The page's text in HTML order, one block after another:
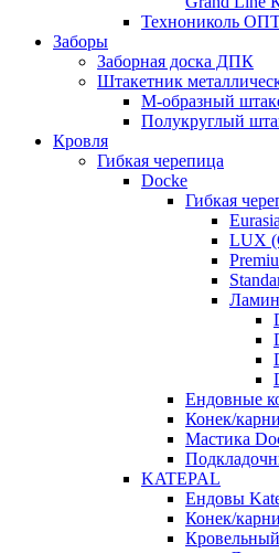
Технониколь
Заборы
Заборная доска ДПК
Штакетник
М-образный
Полукруглый
Кровля
Гибкая черепица
Docke
Гибкая
Eurasia
LUX
Ендовные
Конек/
Мастика
KATEPAL
Ендовы
Конек/